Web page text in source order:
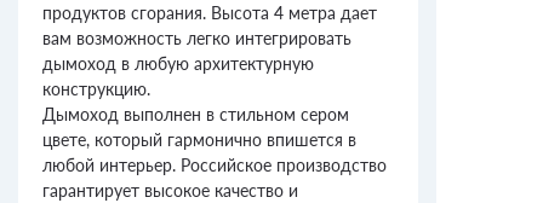
продуктов сгорания. Высота 4 метра дает
вам возможность легко интегрировать
дымоход в любую архитектурную
конструкцию.
Дымоход выполнен в стильном сером
цвете, который гармонично впишется в
любой интерьер. Российское производство
гарантирует высокое качество и